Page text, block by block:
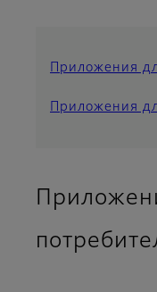
Приложения
Приложения